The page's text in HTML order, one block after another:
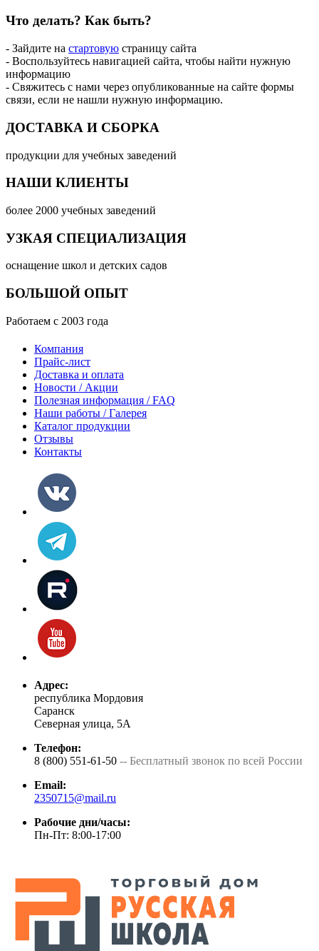
Что делать? Как быть?
- Зайдите на стартовую страницу сайта
- Воспользуйтесь навигацией сайта, чтобы найти нужную
информацию
- Свяжитесь с нами через опубликованные на сайте формы
связи, если не нашли нужную информацию.
ДОСТАВКА И СБОРКА
продукции для учебных заведений
НАШИ КЛИЕНТЫ
более 2000 учебных заведений
УЗКАЯ СПЕЦИАЛИЗАЦИЯ
оснащение школ и детских садов
БОЛЬШОЙ ОПЫТ
Работаем с 2003 года
Компания
Прайс-лист
Доставка и оплата
Новости / Акции
Полезная информация / FAQ
Наши работы / Галерея
Каталог продукции
Отзывы
Контакты
Адрес:
республика Мордовия
Саранск
Северная улица, 5А
Телефон:
8 (800) 551-61-50 -- Бесплатный звонок по всей России
Email:
2350715@mail.ru
Рабочие дни/часы:
Пн-Пт: 8:00-17:00